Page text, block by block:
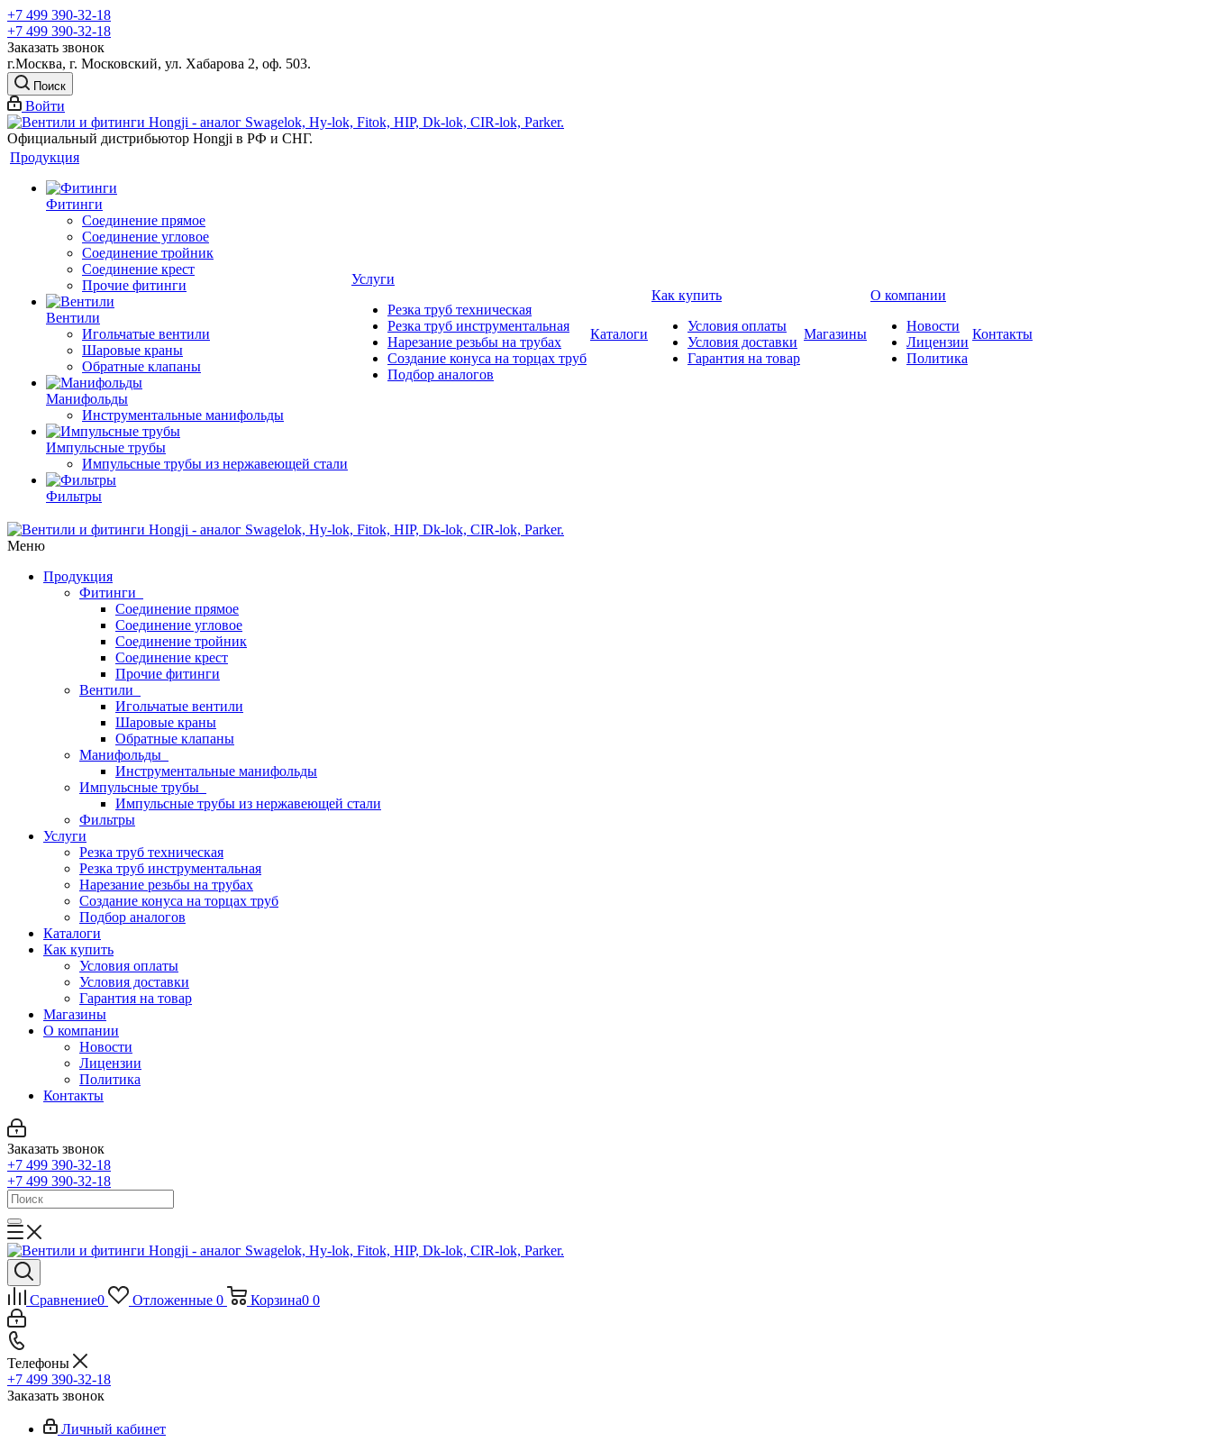
+7 499 390-32-18
+7 499 390-32-18
Заказать звонок
г.Москва, г. Московский, ул. Хабарова 2, оф. 503.
Поиск
Войти
Официальный дистрибьютор Hongji в РФ и СНГ.
Продукция
Фитинги
Соединение прямое
Соединение угловое
Соединение тройник
Соединение крест
Прочие фитинги
Вентили
Игольчатые вентили
Шаровые краны
Обратные клапаны
Манифольды
Инструментальные манифольды
Импульсные трубы
Импульсные трубы из нержавеющей стали
Фильтры
Услуги
Резка труб техническая
Резка труб инструментальная
Нарезание резьбы на трубах
Создание конуса на торцах труб
Подбор аналогов
Каталоги
Как купить
Условия оплаты
Условия доставки
Гарантия на товар
Магазины
О компании
Новости
Лицензии
Политика
Контакты
Меню
Продукция
Фитинги
Соединение прямое
Соединение угловое
Соединение тройник
Соединение крест
Прочие фитинги
Вентили
Игольчатые вентили
Шаровые краны
Обратные клапаны
Манифольды
Инструментальные манифольды
Импульсные трубы
Импульсные трубы из нержавеющей стали
Фильтры
Услуги
Резка труб техническая
Резка труб инструментальная
Нарезание резьбы на трубах
Создание конуса на торцах труб
Подбор аналогов
Каталоги
Как купить
Условия оплаты
Условия доставки
Гарантия на товар
Магазины
О компании
Новости
Лицензии
Политика
Контакты
Заказать звонок
+7 499 390-32-18
+7 499 390-32-18
Сравнение0 Отложенные 0 Корзина0 0
Телефоны
+7 499 390-32-18
Заказать звонок
Личный кабинет